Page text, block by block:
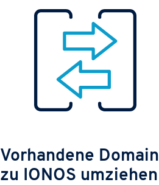
Vorhandene Domain
zu IONOS umziehen